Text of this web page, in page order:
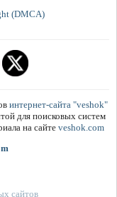
(DMCA)
интернет-сайта "veshok"
для поисковых систем
на сайте veshok.com